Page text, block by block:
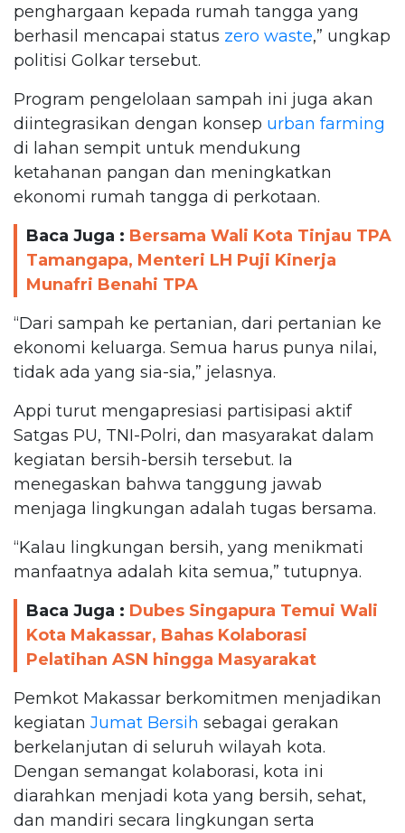
penghargaan kepada rumah tangga yang
berhasil mencapai status zero waste,” ungkap
politisi Golkar tersebut.
Program pengelolaan sampah ini juga akan
diintegrasikan dengan konsep urban farming
di lahan sempit untuk mendukung
ketahanan pangan dan meningkatkan
ekonomi rumah tangga di perkotaan.
Baca Juga : Bersama Wali Kota Tinjau TPA
Tamangapa, Menteri LH Puji Kinerja
Munafri Benahi TPA
“Dari sampah ke pertanian, dari pertanian ke
ekonomi keluarga. Semua harus punya nilai,
tidak ada yang sia-sia,” jelasnya.
Appi turut mengapresiasi partisipasi aktif
Satgas PU, TNI-Polri, dan masyarakat dalam
kegiatan bersih-bersih tersebut. Ia
menegaskan bahwa tanggung jawab
menjaga lingkungan adalah tugas bersama.
“Kalau lingkungan bersih, yang menikmati
manfaatnya adalah kita semua,” tutupnya.
Baca Juga : Dubes Singapura Temui Wali
Kota Makassar, Bahas Kolaborasi
Pelatihan ASN hingga Masyarakat
Pemkot Makassar berkomitmen menjadikan
kegiatan Jumat Bersih sebagai gerakan
berkelanjutan di seluruh wilayah kota.
Dengan semangat kolaborasi, kota ini
diarahkan menjadi kota yang bersih, sehat,
dan mandiri secara lingkungan serta